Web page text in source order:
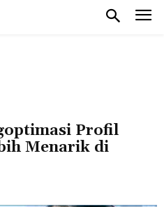
Profil
Menarik di